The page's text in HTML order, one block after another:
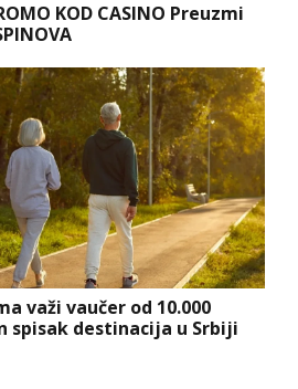
KOD CASINO Preuzmi
važi vaučer od 10.000
spisak destinacija u Srbiji